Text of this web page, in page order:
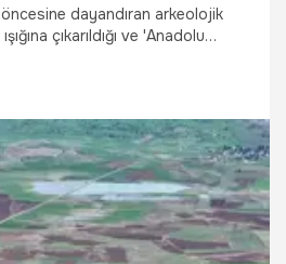
dayandıran arkeolojik
çıkarıldığı ve 'Anadolu
ve çevresinin binlerce yıl önce
şartlarına sahip olduğunu ortaya
yaklaşık 5 bin yıl önce
özellikle Ege ve farklı
yapıldığını belirterek, bunun
olduğunun önemli bir göstergesi